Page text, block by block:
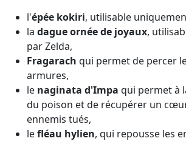
l'épée kokiri, utilisable
la dague ornée de joyaux,
par Zelda,
Fragarach qui permet de percer
armures,
le naginata d'Impa qui permet à
du poison et de récupérer un
ennemis tués,
lefléau hylien, qui repousse les